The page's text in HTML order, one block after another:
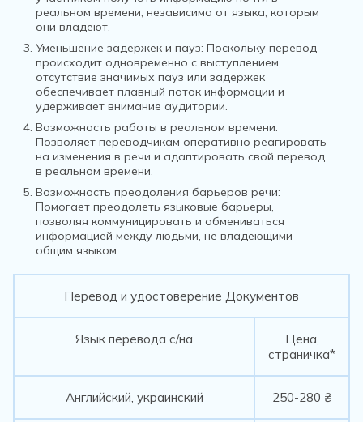
реальном времени, независимо от языка, которым
они владеют.
Уменьшение задержек и пауз: Поскольку перевод
происходит одновременно с выступлением,
отсутствие значимых пауз или задержек
обеспечивает плавный поток информации и
удерживает внимание аудитории.
Возможность работы в реальном времени:
Позволяет переводчикам оперативно реагировать
на изменения в речи и адаптировать свой перевод
в реальном времени.
Возможность преодоления барьеров речи:
Помогает преодолеть языковые барьеры,
позволяя коммуницировать и обмениваться
информацией между людьми, не владеющими
общим языком.
Перевод и удостоверение Документов
Язык перевода с/на
Цена,
страничка*
Английский, украинский 250-280 ₴